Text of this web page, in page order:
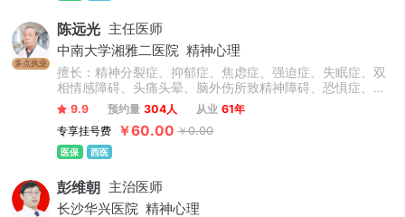
多点执业
陈远光 主任医师
中南大学湘雅二医院 精神心理
擅长：精神分裂症、抑郁症、焦虑症、强迫症、失眠症、双
相情感障碍、头痛头晕、脑外伤所致精神障碍、恐惧症、心
理障碍、睡眠障碍、神经症、癔症、儿童多动症、自闭症等
精神科各种疾病及疑难杂症的诊疗。
9.9 预约量 304人 从业 61年
专享挂号费
￥60.00 ￥0.00
医保 西医
彭维朝 主治医师
长沙华兴医院 精神心理